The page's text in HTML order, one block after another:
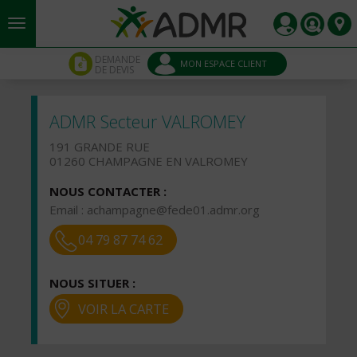
Aller au contenu principal
DEMANDE
DE DEVIS MON ESPACE CLIENT
ADMR Secteur VALROMEY
191 GRANDE RUE
01260 CHAMPAGNE EN VALROMEY
NOUS CONTACTER :
Email : achampagne@fede01.admr.org
04 79 87 74 62
NOUS SITUER :
VOIR LA CARTE
Panneau de gestion des cookies